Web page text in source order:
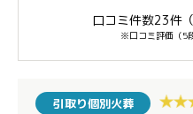
口コミ件数23件
※口コミ評価（5
引取り個別火葬